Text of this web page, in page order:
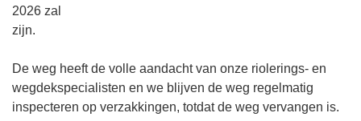
2026 zal
zijn.
De weg heeft de volle aandacht van onze riolerings- en
wegdekspecialisten en we blijven de weg regelmatig
inspecteren op verzakkingen, totdat de weg vervangen is.